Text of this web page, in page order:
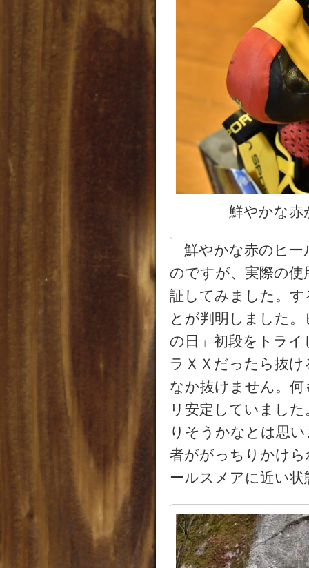
鮮やかな赤
鮮やかな赤のヒー
のですが、実際の
証してみました。
とが判明しました
の日」初段をトラ
ラＸＸだったら抜
なか抜けません。
リ安定していまし
りそうかなとは思
者ががっちりかけ
ールスメアに近い